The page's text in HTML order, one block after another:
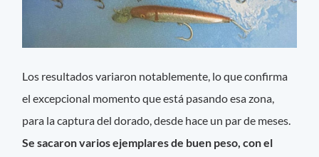
Los resultados variaron notablemente, lo que confirma
el excepcional momento que está pasando esa zona,
para la captura del dorado, desde hace un par de meses.
Se sacaron varios ejemplares de buen peso, con el